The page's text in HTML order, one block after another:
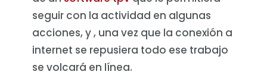
seguir con la actividad en algunas
acciones, y , una vez que la conexión a
internet se repusiera todo ese trabajo
se volcará en línea.